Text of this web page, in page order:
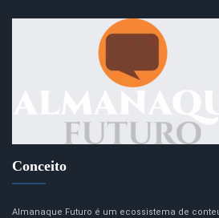
Conceito
Almanaque Futuro é um ecossistema de